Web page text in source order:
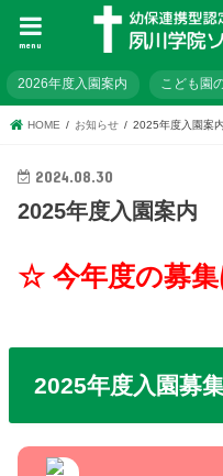
menu
2026年度入園案内 こども園
HOME お知らせ 2025年度入園案内
2024.08.30
2025年度入園案内
☆ 今年度の募集
2025年度入園募